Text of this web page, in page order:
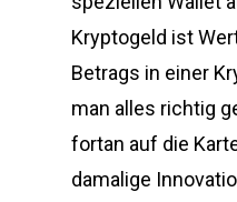
Kryptogeld ist
Betrags in einer
man alles richtig
fortan auf die
damalige